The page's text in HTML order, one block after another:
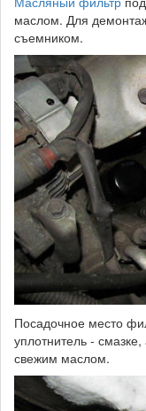
маслом. Для
съемником.
Посадочное место
уплотнитель -
свежим маслом.